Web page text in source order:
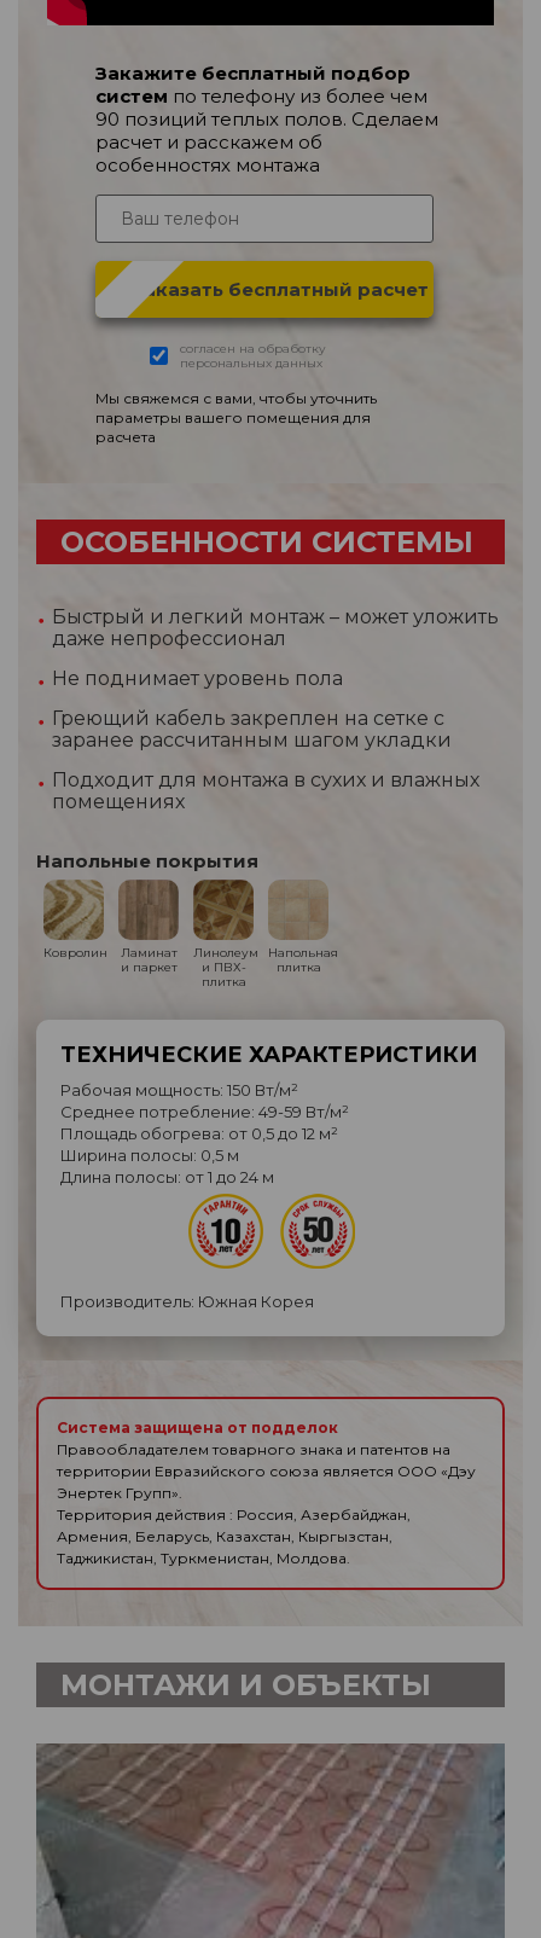
Закажите бесплатный подбор
систем по телефону из более чем
90 позиций теплых полов. Сделаем
расчет и расскажем об
особенностях монтажа
согласен на обработку
персональных данных
Мы свяжемся с вами, чтобы уточнить
параметры вашего помещения для
расчета
ОСОБЕННОСТИ СИСТЕМЫ
Быстрый и легкий монтаж – может уложить
даже непрофессионал
Не поднимает уровень пола
Греющий кабель закреплен на сетке с
заранее рассчитанным шагом укладки
Подходит для монтажа в сухих и влажных
помещениях
Напольные покрытия
Ковролин
Ламинат
и паркет
Линолеум
и ПВХ-
плитка
Напольная
плитка
ТЕХНИЧЕСКИЕ ХАРАКТЕРИСТИКИ
Рабочая мощность: 150 Вт/м²
Среднее потребление: 49-59 Вт/м²
Площадь обогрева: от 0,5 до 12 м²
Ширина полосы: 0,5 м
Длина полосы: от 1 до 24 м
Производитель: Южная Корея
Система защищена от подделок
Правообладателем товарного знака и патентов на
территории Евразийского союза является ООО «Дэу
Энертек Групп».
Территория действия : Россия, Азербайджан,
Армения, Беларусь, Казахстан, Кыргызстан,
Таджикистан, Туркменистан, Молдова.
МОНТАЖИ И ОБЪЕКТЫ